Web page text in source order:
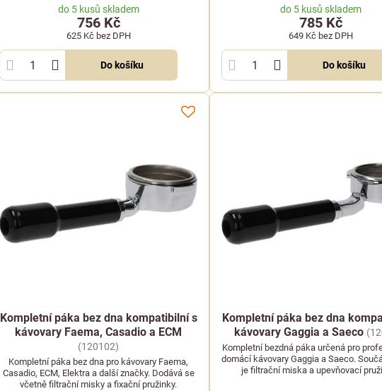
do 5 kusů skladem
756 Kč
625 Kč bez DPH
Do košíku
do 5 kusů skladem
785 Kč
649 Kč bez DPH
Do košíku
Kompletní páka bez dna kompatibilní s
kávovary Faema, Casadio a ECM
(120102)
Kompletní páka bez dna pro kávovary Faema,
Casadio, ECM, Elektra a další značky. Dodává se
včetně filtrační misky a fixační pružinky.
Kompletní páka bez dna
kávovary Gaggia a Saeco
Kompletní bezdná páka určená pro
domácí kávovary Gaggia a Saeco.
je filtrační miska a upevňovací